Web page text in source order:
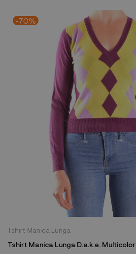
-70%
Tshirt Manica Lunga
Tshirt Manica Lunga D.a.k.e. Multicolor